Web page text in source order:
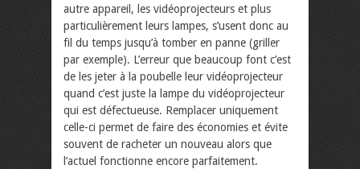
autre appareil, les vidéoprojecteurs et plus
particulièrement leurs lampes, s’usent donc au
fil du temps jusqu’à tomber en panne (griller
par exemple). L’erreur que beaucoup font c’est
de les jeter à la poubelle leur vidéoprojecteur
quand c’est juste la lampe du vidéoprojecteur
qui est défectueuse. Remplacer uniquement
celle-ci permet de faire des économies et évite
souvent de racheter un nouveau alors que
l’actuel fonctionne encore parfaitement.